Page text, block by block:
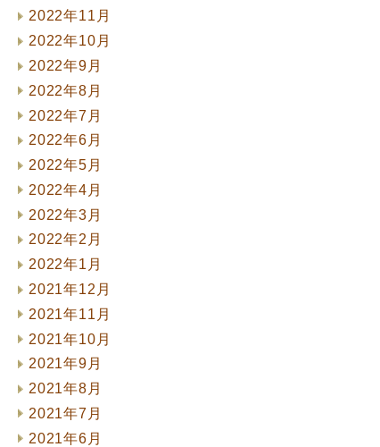
2022年11月
2022年10月
2022年9月
2022年8月
2022年7月
2022年6月
2022年5月
2022年4月
2022年3月
2022年2月
2022年1月
2021年12月
2021年11月
2021年10月
2021年9月
2021年8月
2021年7月
2021年6月